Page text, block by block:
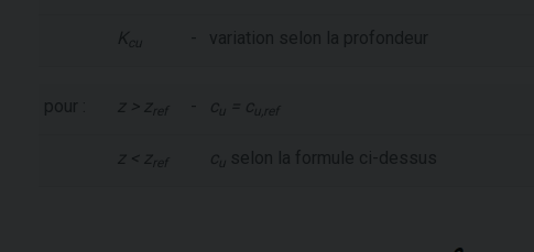
K cu - variation selon la profondeur
pour : z > zref - c u = c u,ref
z < zref c u selon la formule ci-dessus